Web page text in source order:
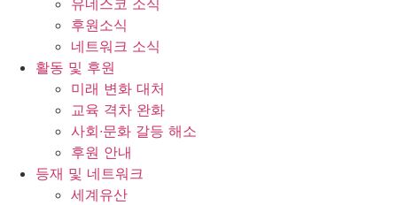
유네스코 소식
후원소식
네트워크 소식
활동 및 후원
미래 변화 대처
교육 격차 완화
사회∙문화 갈등 해소
후원 안내
등재 및 네트워크
세계유산